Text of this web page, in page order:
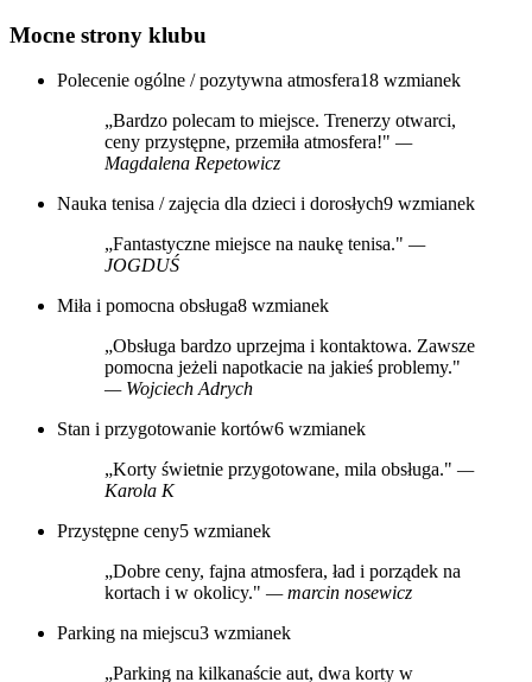
Mocne strony klubu
Polecenie ogólne / pozytywna atmosfera18 wzmianek
„Bardzo polecam to miejsce. Trenerzy otwarci,
ceny przystępne, przemiła atmosfera!" —
Magdalena Repetowicz
Nauka tenisa / zajęcia dla dzieci i dorosłych9 wzmianek
„Fantastyczne miejsce na naukę tenisa." —
JOGDUŚ
Miła i pomocna obsługa8 wzmianek
„Obsługa bardzo uprzejma i kontaktowa. Zawsze
pomocna jeżeli napotkacie na jakieś problemy."
— Wojciech Adrych
Stan i przygotowanie kortów6 wzmianek
„Korty świetnie przygotowane, mila obsługa." —
Karola K
Przystępne ceny5 wzmianek
„Dobre ceny, fajna atmosfera, ład i porządek na
kortach i w okolicy." — marcin nosewicz
Parking na miejscu3 wzmianek
„Parking na kilkanaście aut, dwa korty w